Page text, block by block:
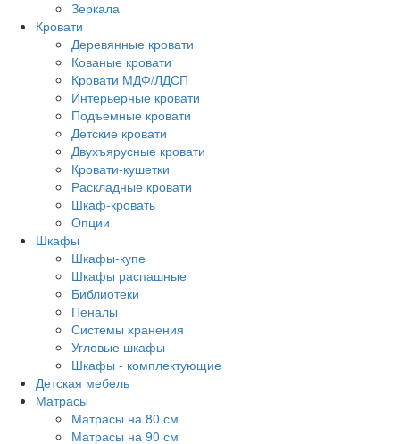
Зеркала
Кровати
Деревянные кровати
Кованые кровати
Кровати МДФ/ЛДСП
Интерьерные кровати
Подъемные кровати
Детские кровати
Двухъярусные кровати
Кровати-кушетки
Раскладные кровати
Шкаф-кровать
Опции
Шкафы
Шкафы-купе
Шкафы распашные
Библиотеки
Пеналы
Системы хранения
Угловые шкафы
Шкафы - комплектующие
Детская мебель
Матрасы
Матрасы на 80 см
Матрасы на 90 см